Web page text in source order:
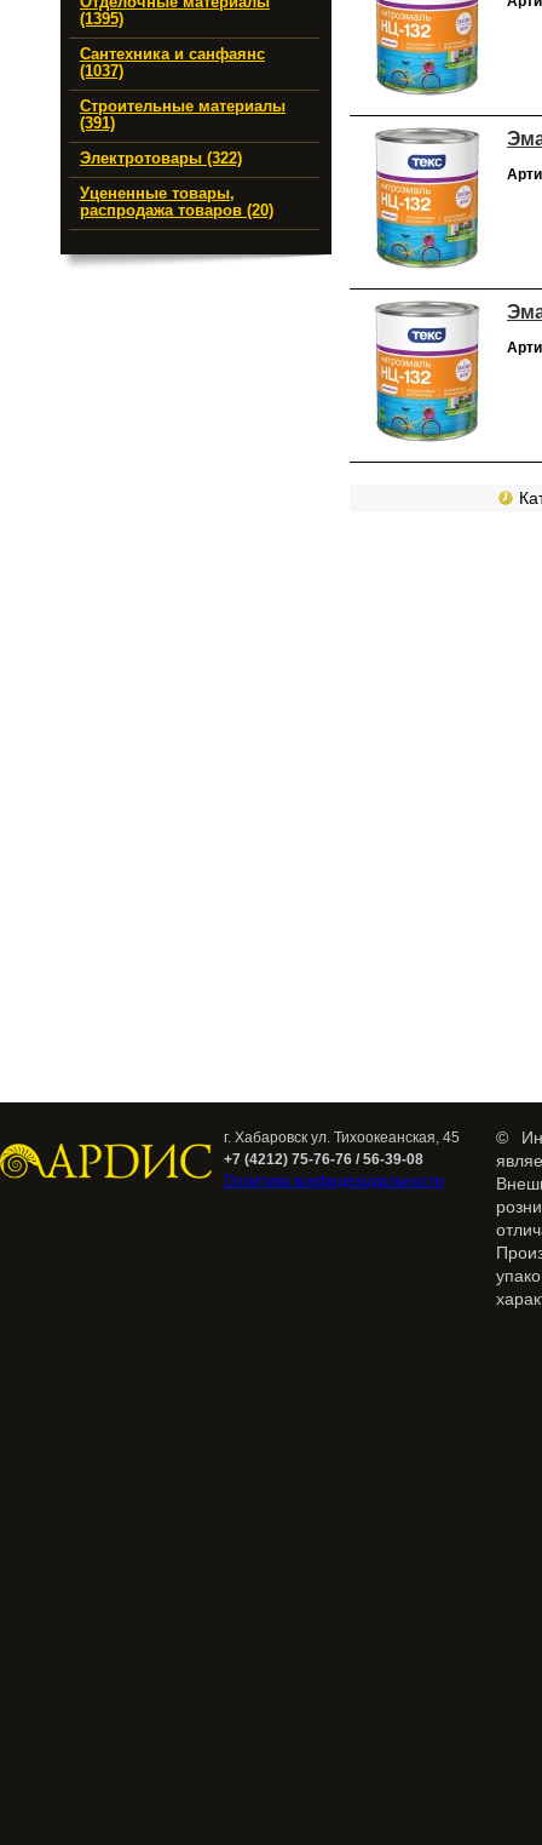
(1395)
Сантехника и санфаянс
(1037)
Строительные материалы
(391)
Электротовары (322)
Уцененные товары,
распродажа товаров (20)
г. Хабаровск ул. Тихоокеанская, 45
+7 (4212) 75-76-76 / 56-39-08
Политика конфиденциальности
©